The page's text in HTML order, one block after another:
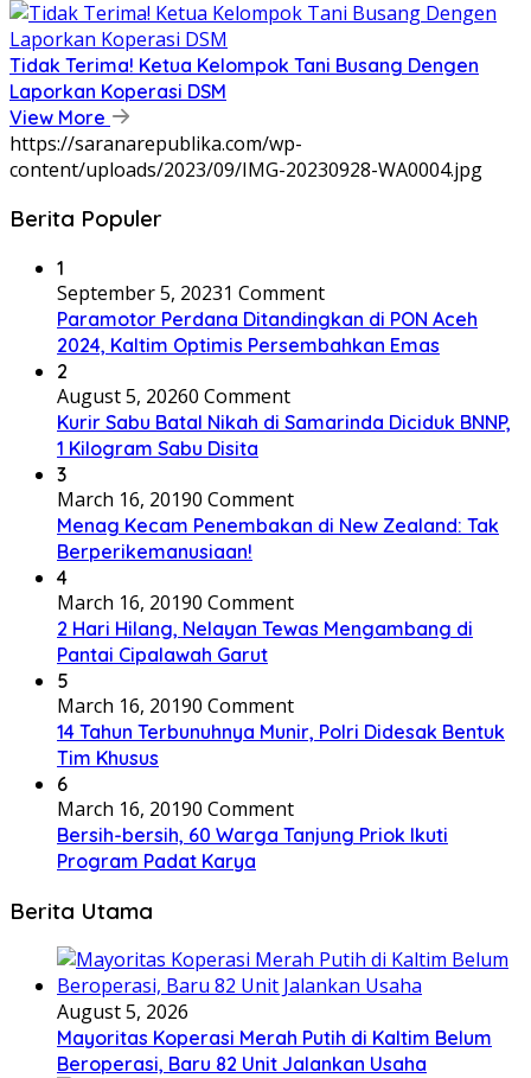
Tidak Terima! Ketua Kelompok Tani Busang Dengen
Laporkan Koperasi DSM
View More
https://saranarepublika.com/wp-
content/uploads/2023/09/IMG-20230928-WA0004.jpg
Berita Populer
1
September 5, 20231 Comment
Paramotor Perdana Ditandingkan di PON Aceh
2024, Kaltim Optimis Persembahkan Emas
2
August 5, 20260 Comment
Kurir Sabu Batal Nikah di Samarinda Diciduk BNNP,
1 Kilogram Sabu Disita
3
March 16, 20190 Comment
Menag Kecam Penembakan di New Zealand: Tak
Berperikemanusiaan!
4
March 16, 20190 Comment
2 Hari Hilang, Nelayan Tewas Mengambang di
Pantai Cipalawah Garut
5
March 16, 20190 Comment
14 Tahun Terbunuhnya Munir, Polri Didesak Bentuk
Tim Khusus
6
March 16, 20190 Comment
Bersih-bersih, 60 Warga Tanjung Priok Ikuti
Program Padat Karya
Berita Utama
August 5, 2026
Mayoritas Koperasi Merah Putih di Kaltim Belum
Beroperasi, Baru 82 Unit Jalankan Usaha